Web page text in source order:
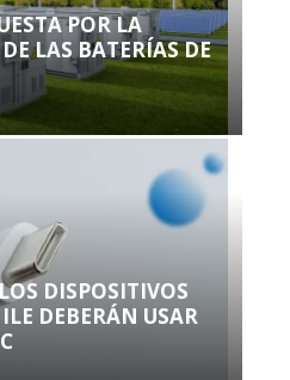
POR LA
LAS BATERÍAS DE
DISPOSITIVOS
DEBERÁN USAR